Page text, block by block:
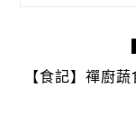
【食記】禪廚